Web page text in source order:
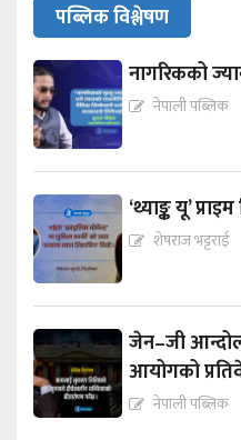
पब्लिक विश्लेषण
नागरिकको
नेपाली पब्लिक
‘थ्याङ्क यू’
शेषराज भट्टराई
जेन–जी
आयोगको
नेपाली पब्लिक